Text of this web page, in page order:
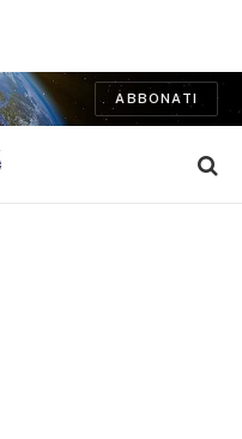
ABBONATI